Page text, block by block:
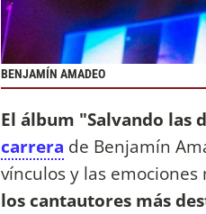
BENJAMÍN AMADEO
El álbum "Salvando las
carrera de Benjamín
vínculos y las
los cantautores más